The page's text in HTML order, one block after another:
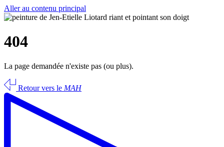
Aller au contenu principal
404
La page demandée n'existe pas (ou plus).
Retour vers le MAH